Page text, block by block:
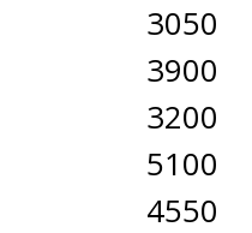
3050
3900
3200
5100
4550